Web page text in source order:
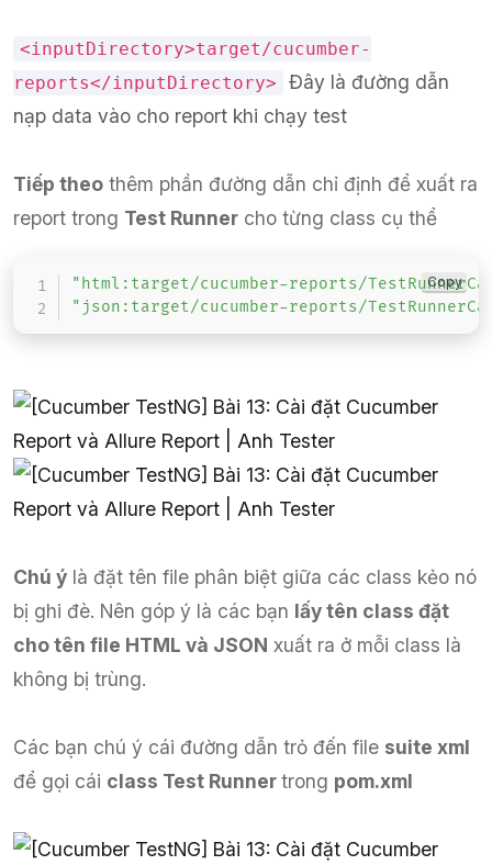
<inputDirectory>target/cucumber-
reports</inputDirectory>
Đây là đường dẫn
nạp data vào cho report khi chạy test
Tiếp theo thêm phần đường dẫn chỉ định để xuất ra
report trong Test Runner cho từng class cụ thể
"html:target/cucumber-reports/
"json:target/cucumber-reports/
Copy
Chú ý là đặt tên file phân biệt giữa các class kẻo nó
bị ghi đè. Nên góp ý là các bạn lấy tên class đặt
cho tên file HTML và JSON xuất ra ở mỗi class là
không bị trùng.
Các bạn chú ý cái đường dẫn trỏ đến file suite xml
để gọi cái class Test Runnertrong pom.xml